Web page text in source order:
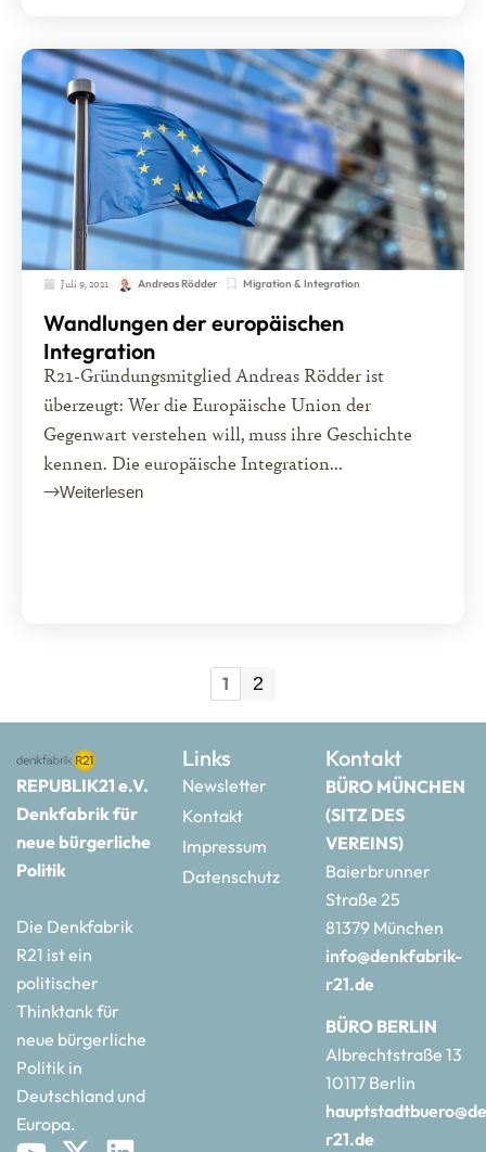
Juli 9, 2021 Andreas Rödder Migration & Integration
Wandlungen der europäischen
Integration
R21-Gründungsmitglied Andreas Rödder ist
überzeugt: Wer die Europäische Union der
Gegenwart verstehen will, muss ihre Geschichte
kennen. Die europäische Integration...
Weiterlesen
1 2
REPUBLIK21 e.V.
Denkfabrik für
neue bürgerliche
Politik
Die Denkfabrik
R21 ist ein
politischer
Thinktank für
neue bürgerliche
Politik in
Deutschland und
Europa.
Links
Newsletter
Kontakt
Impressum
Datenschutz
Kontakt
BÜRO MÜNCHEN
(SITZ DES
VEREINS)
Baierbrunner
Straße 25
81379 München
info@denkfabrik-
r21.de
BÜRO BERLIN
Albrechtstraße 13
10117 Berlin
r21.de